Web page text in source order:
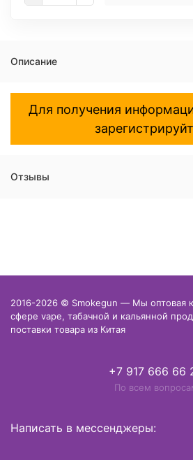
Описание
Для получения
Отзывы
2016-2026 © Smokegun — Мы оптовая
сфере vape, табачной и кальянной
поставки товара из Китая
+7 917 666 66
По всем
Написать в мессенджеры: